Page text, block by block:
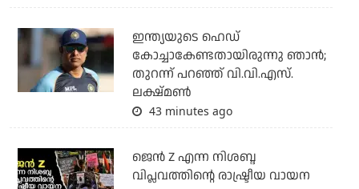
ഇന്ത്യയുടെ ഹെഡ്
കോച്ചാകേണ്ടതായിരുന്നു ഞാന്‍;
തുറന്ന് പറഞ്ഞ് വി.വി.എസ്.
ലക്ഷ്മണ്‍
43 minutes ago
ജെന്‍ Z എന്ന നിശബ്ദ
വിപ്ലവത്തിന്റെ രാഷ്ട്രീയ വായന